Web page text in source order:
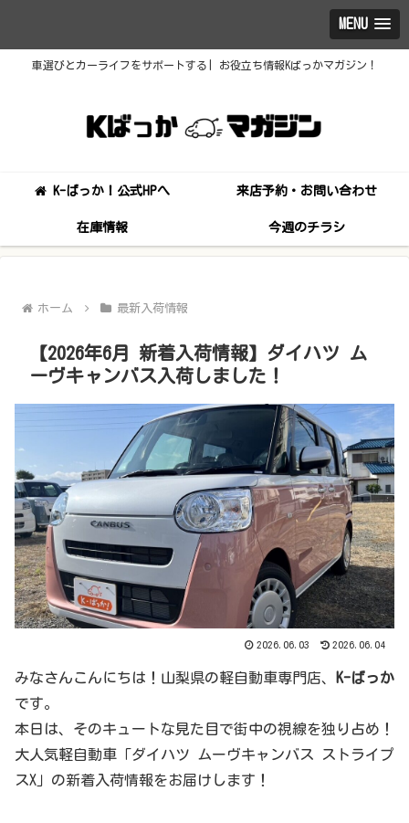
MENU
車選びとカーライフをサポートする| お役立ち情報Kばっかマガジン！
K-ばっか！公式HPへ 来店予約・お問い合わせ
在庫情報 今週のチラシ
ホーム 最新入荷情報
【2026年6月 新着入荷情報】ダイハツ ム
ーヴキャンバス入荷しました！
2026.06.03 2026.06.04
みなさんこんにちは！山梨県の軽自動車専門店、
K-ばっか
です。
本日は、そのキュートな見た目で街中の視線を独り占め！
大人気軽自動車「ダイハツ ムーヴキャンバス ストライプ
スX」の新着入荷情報をお届けします！